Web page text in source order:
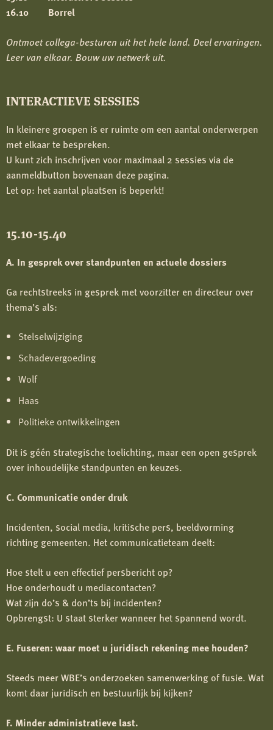
16.10
Borrel
Ontmoet collega-besturen uit het hele land. Deel ervaringen.
Leer van elkaar. Bouw uw netwerk uit.
INTERACTIEVE SESSIES
In kleinere groepen is er ruimte om een aantal onderwerpen
met elkaar te bespreken.
U kunt zich inschrijven voor maximaal 2 sessies via de
aanmeldbutton bovenaan deze pagina.
Let op: het aantal plaatsen is beperkt!
15.10-15.40
A. In gesprek over standpunten en actuele dossiers
Ga rechtstreeks in gesprek met voorzitter en directeur over
thema’s als:
Stelselwijziging
Schadevergoeding
Wolf
Haas
Politieke ontwikkelingen
Dit is géén strategische toelichting, maar een open gesprek
over inhoudelijke standpunten en keuzes.
C. Communicatie onder druk
Incidenten, social media, kritische pers, beeldvorming
richting gemeenten. Het communicatieteam deelt:
Hoe stelt u een effectief persbericht op?
Hoe onderhoudt u mediacontacten?
Wat zijn do’s & don’ts bij incidenten?
Opbrengst: U staat sterker wanneer het spannend wordt.
E. Fuseren: waar moet u juridisch rekening mee houden?
Steeds meer WBE’s onderzoeken samenwerking of fusie. Wat
komt daar juridisch en bestuurlijk bij kijken?
F. Minder administratieve last.